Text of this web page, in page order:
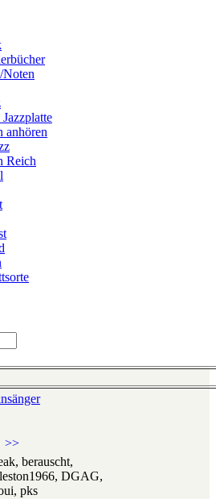
Noten
anhören
Reich
>>
berauscht,
DGAG,
pks